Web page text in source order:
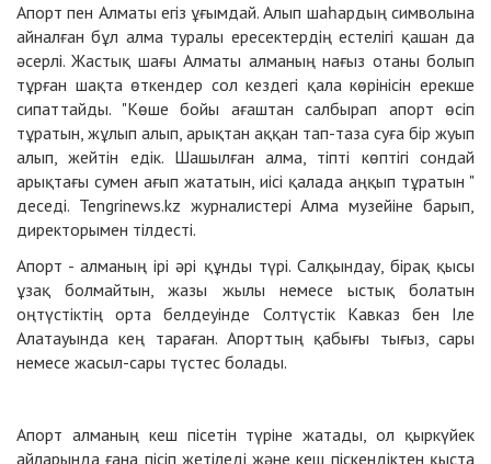
Апорт пен Алматы егіз ұғымдай. Алып шаһардың символына
айналған бұл алма туралы ересектердің естелігі қашан да
әсерлі. Жастық шағы Алматы алманың нағыз отаны болып
тұрған шақта өткендер сол кездегі қала көрінісін ерекше
сипаттайды. "Көше бойы ағаштан салбырап апорт өсіп
тұратын, жұлып алып, арықтан аққан тап-таза суға бір жуып
алып, жейтін едік. Шашылған алма, тіпті көптігі сондай
арықтағы сумен ағып жататын, иісі қалада аңқып тұратын "
деседі. Tengrinews.kz журналистері Алма музейіне барып,
директорымен тілдесті.
Апорт - алманың ірі әрі құнды түрі. Салқындау, бірақ қысы
ұзақ болмайтын, жазы жылы немесе ыстық болатын
оңтүстіктің орта белдеуінде Солтүстік Кавказ бен Іле
Алатауында кең тараған. Апорттың қабығы тығыз, сары
немесе жасыл-сары түстес болады.
Апорт алманың кеш пісетін түріне жатады, ол қыркүйек
айларында ғана пісіп жетіледі және кеш піскендіктен қыста